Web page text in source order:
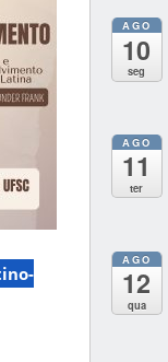
AGO
10
seg
AGO
11
ter
AGO
12
qua